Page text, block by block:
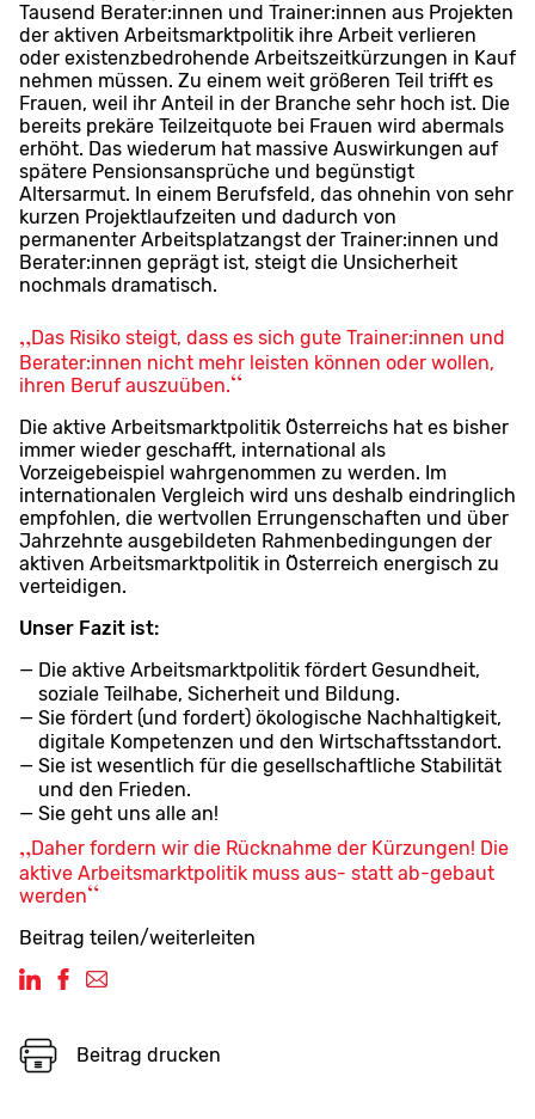
Tausend Berater:innen und Trainer:innen aus Projekten
der aktiven Arbeitsmarktpolitik ihre Arbeit verlieren
oder existenzbedrohende Arbeitszeitkürzungen in Kauf
nehmen müssen. Zu einem weit größeren Teil trifft es
Frauen, weil ihr Anteil in der Branche sehr hoch ist. Die
bereits prekäre Teilzeitquote bei Frauen wird abermals
erhöht. Das wiederum hat massive Auswirkungen auf
spätere Pensionsansprüche und begünstigt
Altersarmut. In einem Berufsfeld, das ohnehin von sehr
kurzen Projektlaufzeiten und dadurch von
permanenter Arbeitsplatzangst der Trainer:innen und
Berater:innen geprägt ist, steigt die Unsicherheit
nochmals dramatisch.
Das Risiko steigt, dass es sich gute Trainer:innen und
Berater:innen nicht mehr leisten können oder wollen,
ihren Beruf auszuüben.
Die aktive Arbeitsmarktpolitik Österreichs hat es bisher
immer wieder geschafft, international als
Vorzeigebeispiel wahrgenommen zu werden. Im
internationalen Vergleich wird uns deshalb eindringlich
empfohlen, die wertvollen Errungenschaften und über
Jahrzehnte ausgebildeten Rahmenbedingungen der
aktiven Arbeitsmarktpolitik in Österreich energisch zu
verteidigen.
Unser Fazit ist:
Die aktive Arbeitsmarktpolitik fördert Gesundheit,
soziale Teilhabe, Sicherheit und Bildung.
Sie fördert (und fordert) ökologische Nachhaltigkeit,
digitale Kompetenzen und den Wirtschaftsstandort.
Sie ist wesentlich für die gesellschaftliche Stabilität
und den Frieden.
Sie geht uns alle an!
Daher fordern wir die Rücknahme der Kürzungen! Die
aktive Arbeitsmarktpolitik muss aus- statt ab-gebaut
werden
Beitrag teilen/weiterleiten
Beitrag drucken